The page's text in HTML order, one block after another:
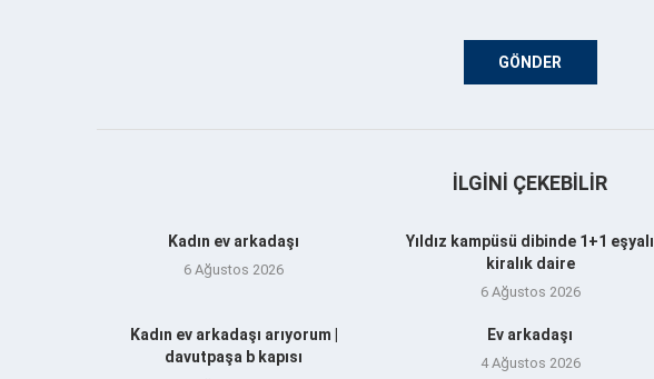
İLGINI ÇEKEBILIR
Kadın ev arkadaşı
6 Ağustos 2026
Yıldız kampüsü dibinde 1+1 eşyalı
kiralık daire
6 Ağustos 2026
Kadın ev arkadaşı arıyorum |
davutpaşa b kapısı
Ev arkadaşı
4 Ağustos 2026